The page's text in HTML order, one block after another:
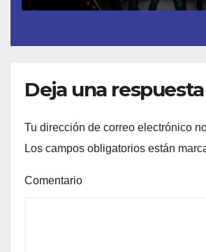
Deja una respuesta
Tu dirección de correo electrónico
Los campos obligatorios están
Comentario